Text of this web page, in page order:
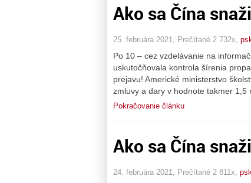
Ako sa Čína
25. februára 2021, Prečítané 2 732x,
Po 10 – cez vzdelávanie na
uskutočňovala kontrola šírenia
prejavu! Americké ministerstvo
zmluvy a dary v hodnote takmer
Pokračovanie článku
Ako sa Čína
24. februára 2021, Prečítané 2 811x,